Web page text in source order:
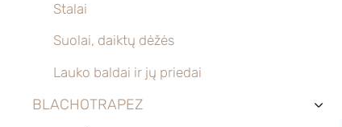
Stalai
Suolai, daiktų dėžės
Lauko baldai ir jų priedai
BLACHOTRAPEZ ›